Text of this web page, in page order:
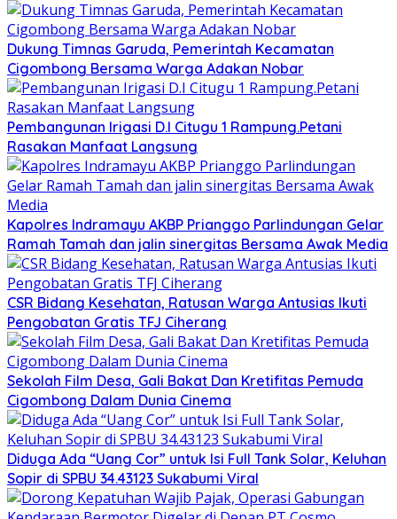
Dukung Timnas Garuda, Pemerintah Kecamatan
Cigombong Bersama Warga Adakan Nobar
Pembangunan Irigasi D.I Citugu 1 Rampung.Petani
Rasakan Manfaat Langsung
Kapolres Indramayu AKBP Prianggo Parlindungan Gelar
Ramah Tamah dan jalin sinergitas Bersama Awak Media
CSR Bidang Kesehatan, Ratusan Warga Antusias Ikuti
Pengobatan Gratis TFJ Ciherang
Sekolah Film Desa, Gali Bakat Dan Kretifitas Pemuda
Cigombong Dalam Dunia Cinema
Diduga Ada “Uang Cor” untuk Isi Full Tank Solar, Keluhan
Sopir di SPBU 34.43123 Sukabumi Viral